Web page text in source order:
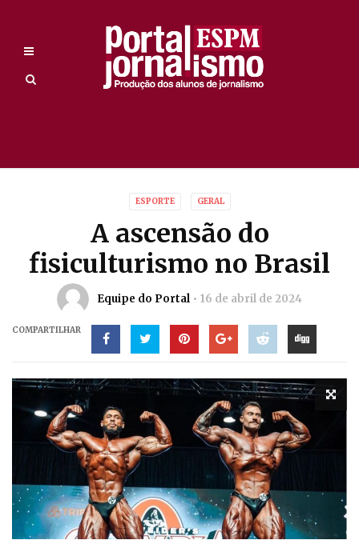
ESPORTE GERAL
A ascensão do
fisiculturismo no Brasil
Equipe do Portal 16 de abril de 2024
COMPARTILHAR